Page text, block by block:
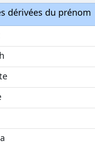
dérivées du prénom